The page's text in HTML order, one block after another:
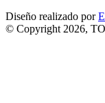
Diseño realizado por
© Copyright 2026,